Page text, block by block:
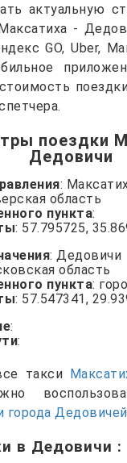
актуальную
-
GO, Uber,
поездки
Дедовичи
:
область
пункта:
: 57.795725,
: Дедовичи
область
пункта:
: 57.547341,
:
:
такси
города Дедовичей
в Дедовичи :